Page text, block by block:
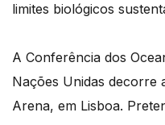
limites biológicos
A Conferência dos
Nações Unidas decorre
Arena, em Lisboa.